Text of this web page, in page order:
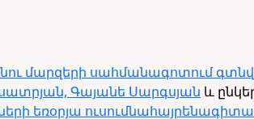
մարզերի սահմանագոտում
Գայանե Սարգսյան և
եռօրյա